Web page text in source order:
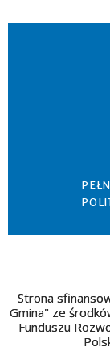
Strona
Gmina" ze
Funduszu